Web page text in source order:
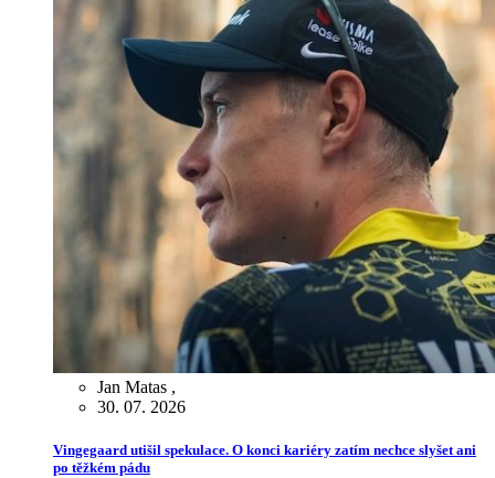
Jan Matas ,
30. 07. 2026
Vingegaard utišil spekulace. O konci kariéry zatím nechce slyšet ani
po těžkém pádu